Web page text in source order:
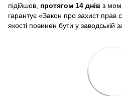
підійшов, протягом 14 днів з
гарантує «Закон про захист
якості повинен бути у заводській